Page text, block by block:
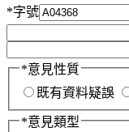
*字號
*意見性質
既有資料疑誤
*意見類型